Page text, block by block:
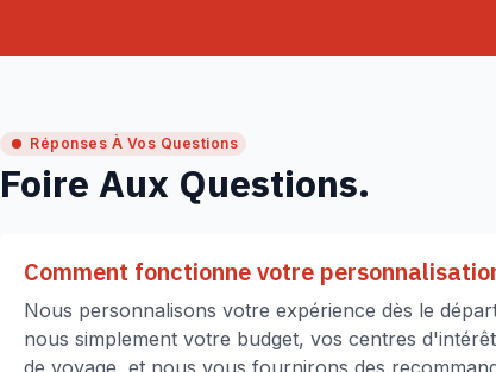
Réponses À Vos Questions
Foire Aux Questions.
Comment fonctionne votre
Nous personnalisons votre expérience dès le
nous simplement votre budget, vos centres
de voyage, et nous vous fournirons des